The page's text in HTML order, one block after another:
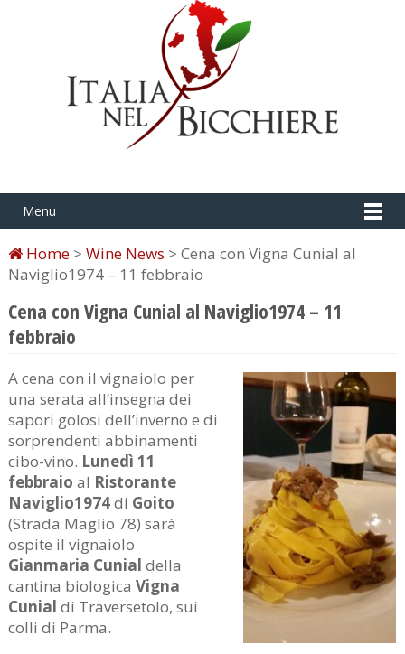
Menu
Home> Wine News > Cena con Vigna Cunial al
Naviglio1974 – 11 febbraio
Cena con Vigna Cunial al Naviglio1974 – 11
febbraio
A cena con il vignaiolo per
una serata all’insegna dei
sapori golosi dell’inverno e di
sorprendenti abbinamenti
cibo-vino. Lunedì 11
febbraio al Ristorante
Naviglio1974di Goito
(Strada Maglio 78) sarà
ospite il vignaiolo
Gianmaria Cunial della
cantina biologica Vigna
Cunial di Traversetolo, sui
colli di Parma.